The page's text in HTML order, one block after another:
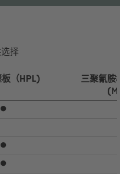
择
板（HPL)
三聚氰胺
⏺
⏺
⏺